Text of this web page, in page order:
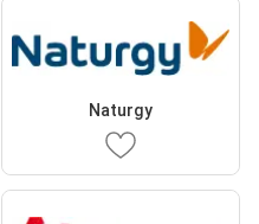
Naturgy